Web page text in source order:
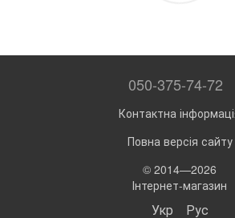
050-375-74-72
Контактна
Повна версія сайту
© 2014—2026
Інтернет-магазин
Укр Рус